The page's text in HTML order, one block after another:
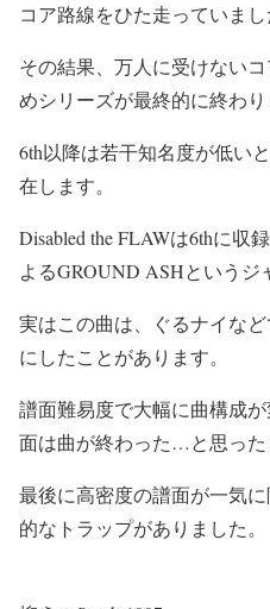
コア路線をひた走っていまし
その結果、万人に受けない
めシリーズが最終的に終わり
6th以降は若干知名度が低い
在します。
Disabled the FLAWは6thに収
よるGROUND ASHというジ
実はこの曲は、ぐるナイな
にしたことがあります。
譜面難易度で大幅に曲構成
面は曲が終わった…と思った
最後に高密度の譜面が一気
的なトラップがありました。